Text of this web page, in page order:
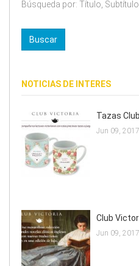
Búsqueda por: Título,
NOTICIAS DE INTERES
Tazas
Jun 09,
Club
Jun 09,